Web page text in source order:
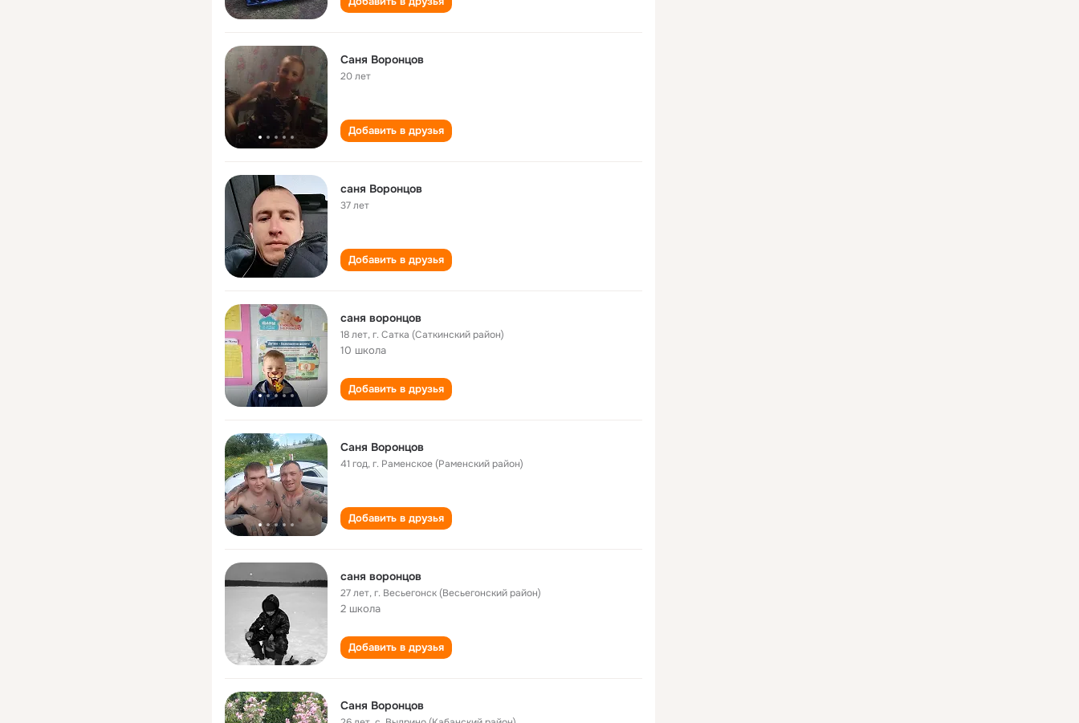
Саня Воронцов
20 лет
Добавить в друзья
саня Воронцов
37 лет
Добавить в друзья
саня воронцов
18 лет,г. Сатка (Саткинский район)
10 школа
Добавить в друзья
Саня Воронцов
41 год,г. Раменское (Раменский район)
Добавить в друзья
саня воронцов
27 лет,г. Весьегонск (Весьегонский район)
2 школа
Добавить в друзья
Саня Воронцов